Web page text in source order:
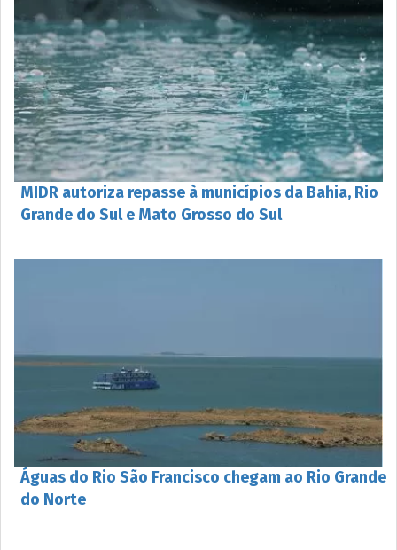
MIDR autoriza repasse à municípios da Bahia, Rio
Grande do Sul e Mato Grosso do Sul
Águas do Rio São Francisco chegam ao Rio Grande
do Norte